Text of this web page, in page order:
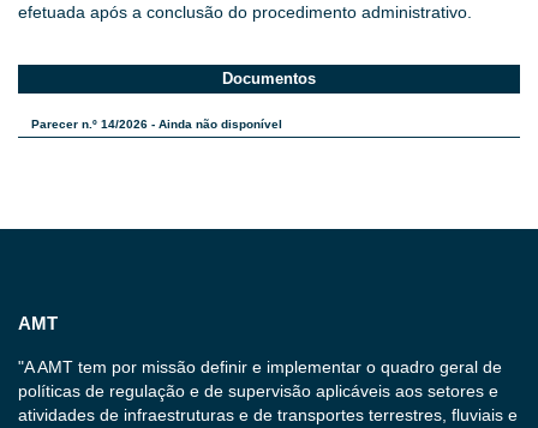
efetuada após a conclusão do procedimento administrativo.
Documentos
Parecer n.º 14/2026 - Ainda não disponível
AMT
"A AMT tem por missão definir e implementar o quadro geral de
políticas de regulação e de supervisão aplicáveis aos setores e
atividades de infraestruturas e de transportes terrestres, fluviais e